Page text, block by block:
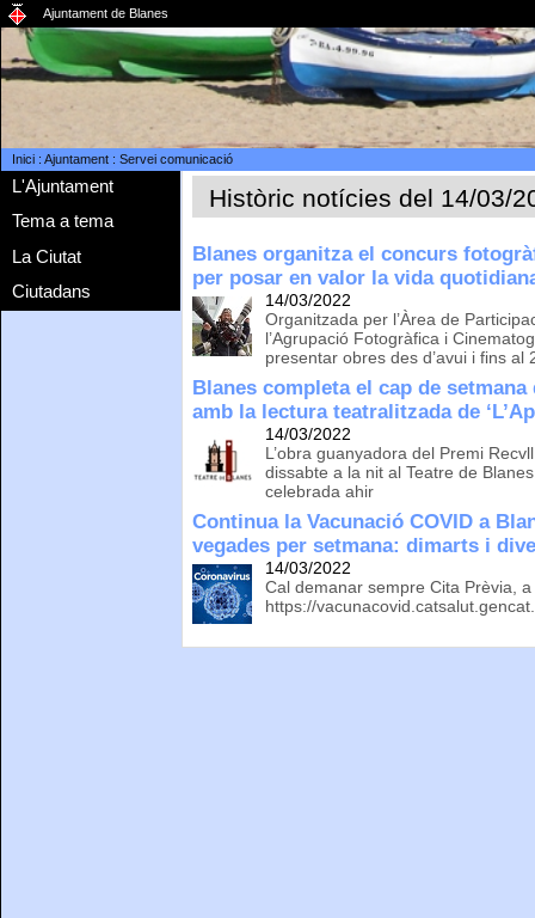
Ajuntament de Blanes
Inici: Ajuntament: Servei comunicació
L'Ajuntament
Tema a tema
La Ciutat
Ciutadans
Històric notícies del 14/03/
Blanes organitza el concurs
per posar en valor la vida
14/03/2022
Organitzada per l’Àrea de
l’Agrupació Fotogràfica i
presentar obres des d’avui i fins al
Blanes completa el cap de
amb la lectura teatralitzada de
14/03/2022
L’obra guanyadora del Premi
dissabte a la nit al Teatre de
celebrada ahir
Continua la Vacunació COVID a
vegades per setmana: dimarts i
14/03/2022
Cal demanar sempre Cita Prèvia, a
https://